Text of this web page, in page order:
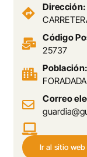
Dirección:
Código
25737
Población:
FORADADA
Correo
Ir al sitio web